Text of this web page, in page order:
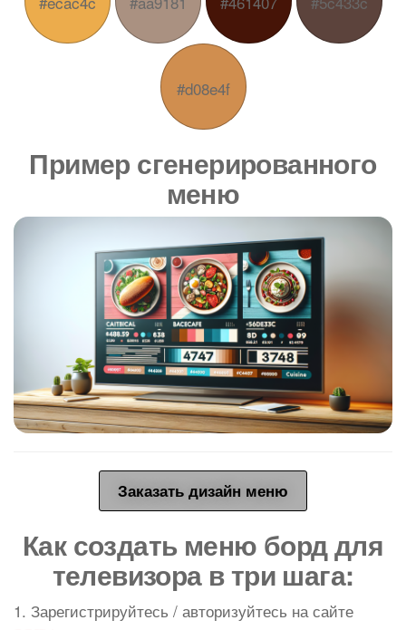
#d08e4f
Пример сгенерированного
меню
Заказать дизайн меню
Как создать меню борд для
телевизора в три шага:
1. Зарегистрируйтесь / авторизуйтесь на сайте